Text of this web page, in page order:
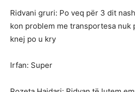
Ridvani gruri: Po veq për 3 dit
kon problem me transportesa nuk
knej po u kry
Irfan: Super